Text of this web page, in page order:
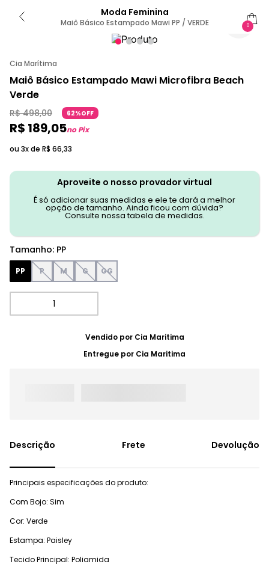
Moda Feminina
Maiô Básico Estampado Mawi PP / VERDE 0
Cia Marítima
Maiô Básico Estampado Mawi Microfibra Beach
Verde
R$ 498,00 62%OFF
R$ 189,05no Pix
ou 3x de R$ 66,33
Aproveite o nosso provador virtual
É só adicionar suas medidas e ele te dará a melhor
opção de tamanho. Ainda ficou com dúvida?
Consulte nossa tabela de medidas.
Tamanho: PP
PP P M G GG
Vendido por Cia Maritima
Entregue por Cia Maritima
Frete Devolução
Principais especificações do produto:
Com Bojo: Sim
Cor: Verde
Estampa: Paisley
Tecido Principal: Poliamida